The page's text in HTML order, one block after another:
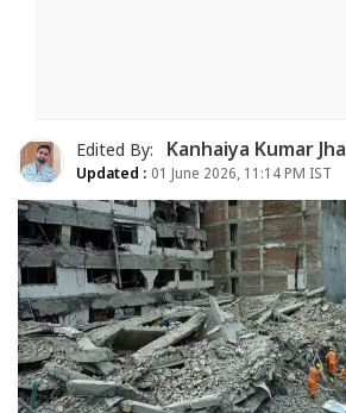
Edited By: Kanhaiya Kumar Jha
Updated : 01 June 2026, 11:14 PM IST